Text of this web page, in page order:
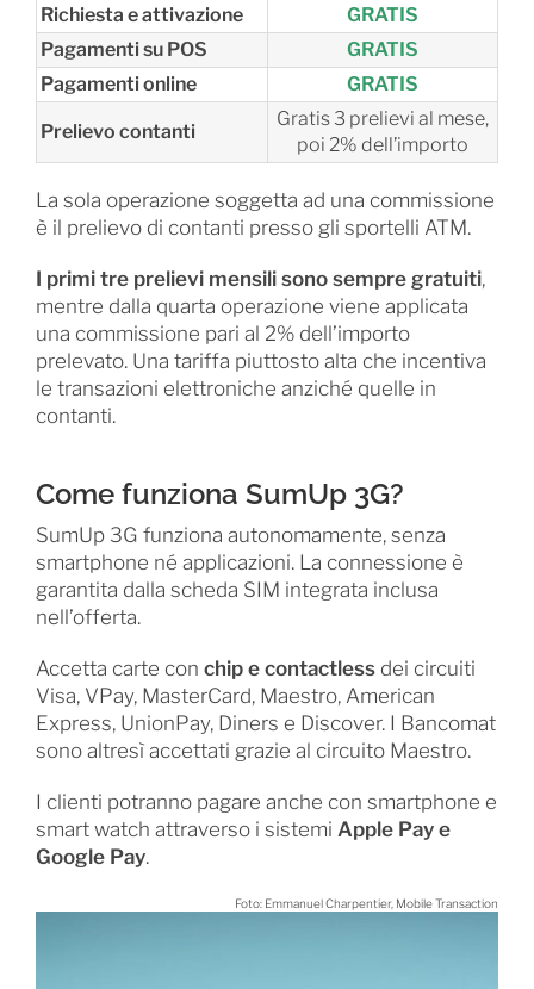
Richiesta e attivazione
GRATIS
Pagamenti su POS
GRATIS
Pagamenti online
GRATIS
Prelievo contanti
Gratis 3 prelievi al mese,
poi 2% dell’importo
La sola operazione soggetta ad una commissione
è il prelievo di contanti presso gli sportelli ATM.
I primi tre prelievi mensili sono sempre gratuiti,
mentre dalla quarta operazione viene applicata
una commissione pari al 2% dell’importo
prelevato. Una tariffa piuttosto alta che incentiva
le transazioni elettroniche anziché quelle in
contanti.
Come funziona SumUp 3G?
SumUp 3G funziona autonomamente, senza
smartphone né applicazioni. La connessione è
garantita dalla scheda SIM integrata inclusa
nell’offerta.
Accetta carte con chip e contactlessdei circuiti
Visa, VPay, MasterCard, Maestro, American
Express, UnionPay, Diners e Discover. I Bancomat
sono altresì accettati grazie al circuito Maestro.
I clienti potranno pagare anche con smartphone e
smart watch attraverso i sistemi Apple Pay e
Google Pay.
Foto: Emmanuel Charpentier, Mobile Transaction